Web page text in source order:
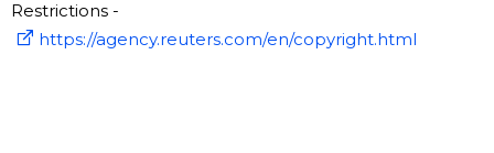
Restrictions -
https://agency.reuters.com/en/copyright.html